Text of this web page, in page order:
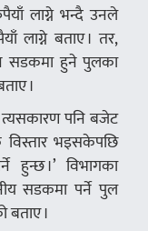
लाग्ने भन्दै उनले
लाग्ने बताए । तर,
सडकमा हुने पुलका
।
त्यसकारण पनि बजेट
भइसकेपछि
हुन्छ ।’ विभागका
सडकमा पर्ने पुल
बताए ।